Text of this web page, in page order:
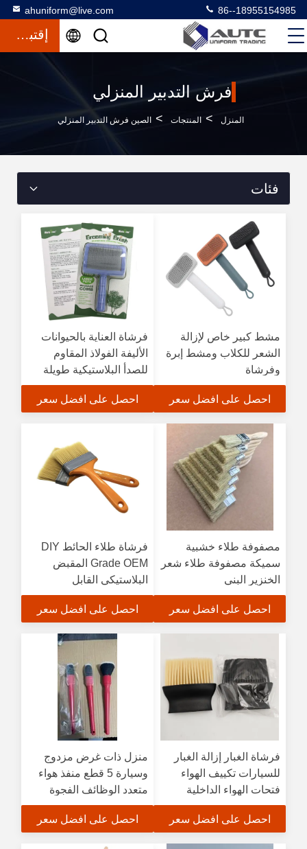
ahuniform@live.com 86--18955154985
إقتباس
فرش التدبير المنزلي
المنزل > المنتجات > الصين فرش التدبير المنزلي
فئات
مشط كبير خاص لإزالة
الشعر للكلاب ومشط إبرة
وفرشاة
احصل على افضل سعر
فرشاة العناية بالحيوانات
الأليفة الفولاذ المقاوم
للصدأ البلاستيكية طويلة
الإبرة فرشاة الكلب
احصل على افضل سعر
مصفوفة طلاء خشبية
سميكة مصفوفة طلاء شعر
الخنزير البني
احصل على افضل سعر
فرشاة طلاء الحائط DIY
Grade OEM المقبض
البلاستيكي القابل
للتخصيص أدوات الطلاء
بأحجام مختلفة - بيع بالجملة
احصل على افضل سعر
فرشاة الغبار إزالة الغبار
للسيارات تكييف الهواء
فتحات الهواء الداخلية
خيوط دقيقة تنظيف الغبار
فرشاة ناعمة فرشاة
احصل على افضل سعر
منزل ذات غرض مزدوج
وسيارة 5 قطع منفذ هواء
متعدد الوظائف الفجوة
الداخلية فرشاة صغيرة
فرشاة بلاستيكية تفاصيل
احصل على افضل سعر